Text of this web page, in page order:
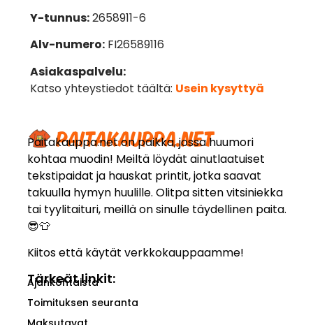
Paitakauppa.net on paikka, jossa huumori
kohtaa muodin! Meiltä löydät ainutlaatuiset
tekstipaidat ja hauskat printit, jotka saavat
takuulla hymyn huulille. Olitpa sitten vitsiniekka
tai tyylitaituri, meillä on sinulle täydellinen paita.
😎👕
Kiitos että käytät verkkokauppaamme!
Tärkeät linkit:
Ajankohtaista
Toimituksen seuranta
Y-tunnus:2658911-6
Alv-numero:FI26589116
Asiakaspalvelu:
Katso yhteystiedot täältä: Usein kysyttyä